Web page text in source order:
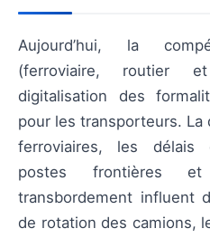
Aujourd’hui, la
(ferroviaire, routier
digitalisation des
pour les transporteurs.
ferroviaires, les délais
postes frontières
transbordement influent
de rotation des camions,